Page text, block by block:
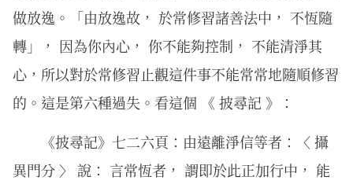
做放逸。「由放逸故， 於常修習諸善法中， 不恆隨
轉」， 因為你內心， 你不能夠控制， 不能清淨其
心，所以對於常修習止觀這件事不能常常地隨順修習
的。這是第六種過失。看這個 《 披尋記 》：
《披尋記》七二六頁：由遠離淨信等者：〈 攝
異門分 〉 說： 言常恆者， 謂即於此正加行中， 能